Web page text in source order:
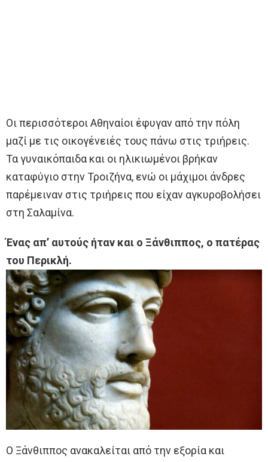
Οι περισσότεροι Αθηναίοι έφυγαν από την πόλη
μαζί με τις οικογένειές τους πάνω στις τριήρεις.
Τα γυναικόπαιδα και οι ηλικιωμένοι βρήκαν
καταφύγιο στην Τροιζήνα, ενώ οι μάχιμοι άνδρες
παρέμειναν στις τριήρεις που είχαν αγκυροβολήσει
στη Σαλαμίνα.
Ένας απ’ αυτούς ήταν και ο Ξάνθιππος, ο πατέρας
του Περικλή.
Ο Ξάνθιππος ανακαλείται από την εξορία και